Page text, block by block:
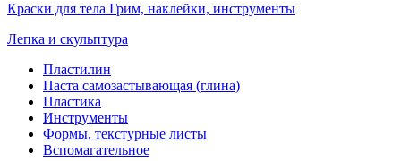
Краски для тела Грим, наклейки, инструменты
Лепка и скульптура
Пластилин
Паста самозастывающая (глина)
Пластика
Инструменты
Формы, текстурные листы
Вспомагательное